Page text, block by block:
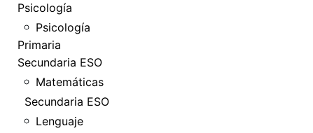
Psicología
Psicología
Primaria
Secundaria ESO
Matemáticas
Secundaria ESO
Lenguaje